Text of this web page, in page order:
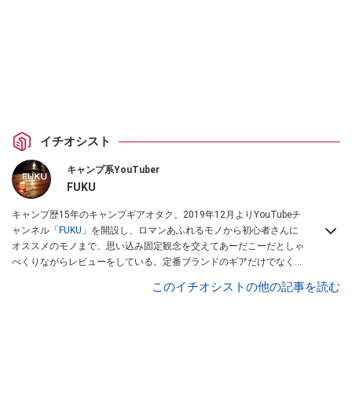
イチオシスト
キャンプ系YouTuber
FUKU
キャンプ歴15年のキャンプギアオタク。2019年12月よりYouTubeチ
ャンネル「 FUKU 」を開設し、ロマンあふれるモノから初心者さんに
オススメのモノまで、思い込み固定観念を交えてあーだこーだとしゃ
べくりながらレビューをしている。定番ブランドのギアだけでなく
このイチオシストの他の記事を読む